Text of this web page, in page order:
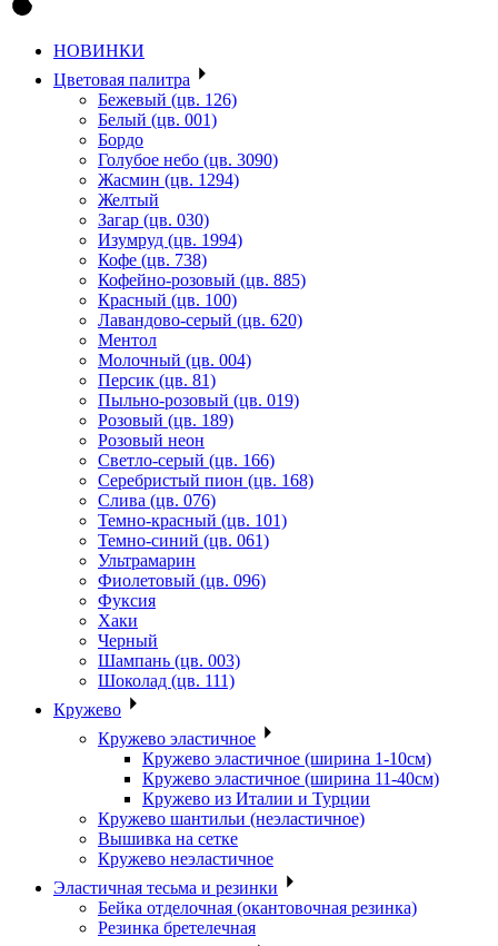
НОВИНКИ
Цветовая палитра
Бежевый (цв. 126)
Белый (цв. 001)
Бордо
Голубое небо (цв. 3090)
Жасмин (цв. 1294)
Желтый
Загар (цв. 030)
Изумруд (цв. 1994)
Кофе (цв. 738)
Кофейно-розовый (цв. 885)
Красный (цв. 100)
Лавандово-серый (цв. 620)
Ментол
Молочный (цв. 004)
Персик (цв. 81)
Пыльно-розовый (цв. 019)
Розовый (цв. 189)
Розовый неон
Светло-серый (цв. 166)
Серебристый пион (цв. 168)
Слива (цв. 076)
Темно-красный (цв. 101)
Темно-синий (цв. 061)
Ультрамарин
Фиолетовый (цв. 096)
Фуксия
Хаки
Черный
Шампань (цв. 003)
Шоколад (цв. 111)
Кружево
Кружево эластичное
Кружево эластичное (ширина 1-10см)
Кружево эластичное (ширина 11-40см)
Кружево из Италии и Турции
Кружево шантильи (неэластичное)
Вышивка на сетке
Кружево неэластичное
Эластичная тесьма и резинки
Бейка отделочная (окантовочная резинка)
Резинка бретелечная